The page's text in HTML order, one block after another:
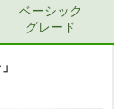
ナイ ビルトインガスコン
:ホーロー][レンジフード
ベーシック
グレード